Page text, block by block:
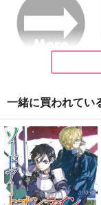
痛みがひどいよ
1,100円（税込）
ドラルク×ロナルド
サンプル
一緒に買われてい